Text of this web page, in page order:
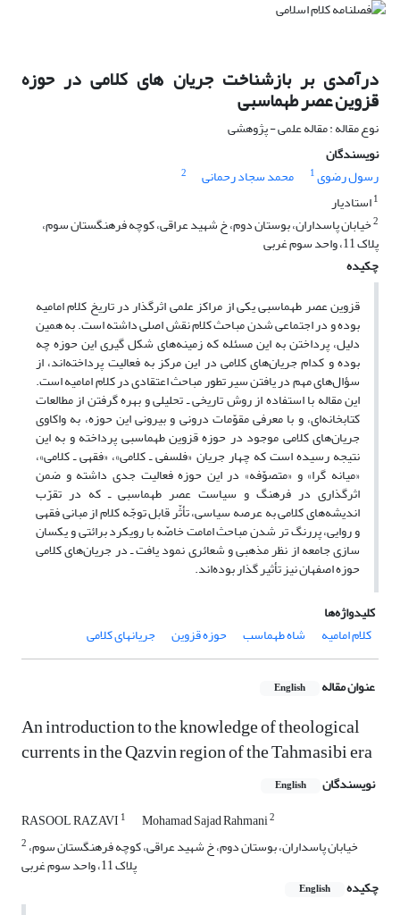
درآمدی بر بازشناخت جریان‌ های کلامی در ‌حوزه
قزوین عصر طهماسبی
نوع مقاله : مقاله علمی - پژوهشی
نویسندگان
رسول رضوی1 محمد سجاد رحمانی
2
1استادیار
2خیابان پاسداران، بوستان دوم، خ شهید عراقی، کوچه فرهنگستان سوم،
پلاک 11، واحد سوم غربی
چکیده
قزوین عصر طهماسبی یکی از مراکز علمی اثرگذار در تاریخ کلام امامیه
بوده و در اجتماعی شدن مباحث کلام نقش اصلی داشته است. به همین
دلیل، پرداختن به این مسئله که زمینه‌های شکل گیری این حوزه چه
بوده و کدام جریان‌های کلامی در این مرکز به فعالیت پرداخته‌اند، از
سؤال‌های مهم در یافتن سیر تطور مباحث اعتقادی در کلام امامیه است.
این مقاله با استفاده از روش تاریخی ـ تحلیلی و بهره گرفتن از مطالعات
کتابخانه‌ای، و با معرفی مقوّمات درونی و بیرونی این حوزه، به واکاوی
جریان‌های کلامی موجود در ‌حوزه قزوین طهماسبی پرداخته و به این
نتیجه رسیده است که چهار جریان «فلسفی ـ کلامی»، «فقهی ـ کلامی»،
«میانه گرا» و «متصوّفه» در این حوزه فعالیت جدی داشته و ضمن
اثرگذاری در فرهنگ و سیاست عصر طهماسبی ـ که در تقرّب
اندیشه‌های کلامی به عرصه سیاسی، تأثّر قابل توجّه کلام از مبانی فقهی
و روایی، پررنگ تر شدن مباحث امامت خاصّه با رویکرد برائتی و یکسان
سازی جامعه از نظر مذهبی و شعائری نمود یافت ـ در جریان‌های کلامی
‌حوزه اصفهان نیز تأثیر گذار بوده‌اند.
کلیدواژه‌ها
کلام امامیه
شاه طهماسب حوزه قزوین جریانهای کلامی
عنوان مقاله English
An introduction to the knowledge of theological
currents in the Qazvin region of the Tahmasibi era
نویسندگان English
RASOOL RAZAVI 1 Mohamad Sajad Rahmani2
2
پلاک 11، واحد سوم غربی
چکیده
English